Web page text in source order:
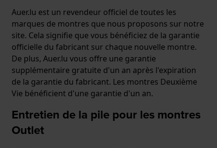
Auer.lu est un revendeur officiel de toutes les
marques de montres que nous proposons sur notre
site. Cela signifie que vous bénéficiez de la garantie
officielle du fabricant sur chaque nouvelle montre.
De plus, Auer.lu vous offre une garantie
supplémentaire gratuite d'un an après l'expiration
de la garantie du fabricant. Les montres Deuxième
Vie bénéficient d'une garantie d'un an.
Entretien de la pile pour les montres
Outlet